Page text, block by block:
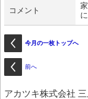
コメント
今月の一枚トップへ
前へ
アカツキ株式会社